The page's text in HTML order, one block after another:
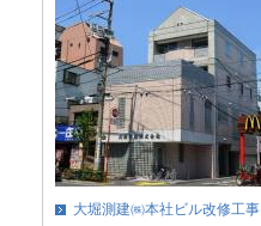
大堀測建㈱本社ビル改修工事